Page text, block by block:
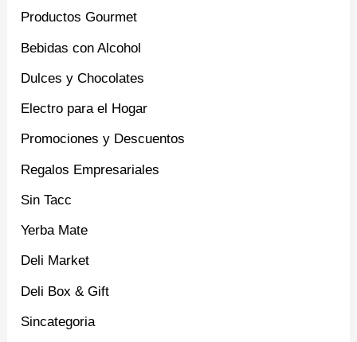
Productos Gourmet
Bebidas con Alcohol
Dulces y Chocolates
Electro para el Hogar
Promociones y Descuentos
Regalos Empresariales
Sin Tacc
Yerba Mate
Deli Market
Deli Box & Gift
Sincategoria